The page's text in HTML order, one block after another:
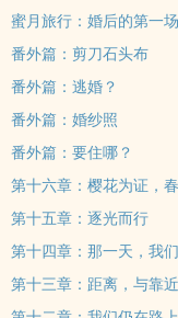
直到家里开始崩塌，
有些伤口不会消失，有
而有些人会在你最狼狈
「从很久以前，妳的镜
「那不是偷拍，是我对
一个关于破碎、樱花、
蜜月旅行：婚后的第一
番外篇：剪刀石头布
番外篇：逃婚？
番外篇：婚纱照
番外篇：要住哪？
第十六章：樱花为证，
第十五章：逐光而行
第十四章：那一天，我
第十三章：距离，与靠近